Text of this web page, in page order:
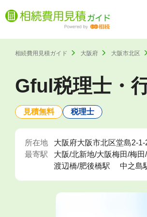
相続費用見積ガイド 大阪府 大阪市北区
Gful税理士・
見積無料 税理士
所在地
大阪府大阪市北区堂島2-
最寄駅
大阪/北新地/大阪梅田/梅
渡辺橋/肥後橋駅
中之島